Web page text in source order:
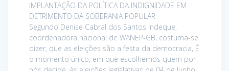
IMPLANTAÇÃO DA POLÍTICA DA INDIGNIDADE EM
DETRIMENTO DA SOBERANIA POPULAR
Segundo Denise Cabral dos Santos Indeque,
coordenadora nacional de WANEP-GB, costuma-se
dizer, que as eleições são a festa da democracia, É
o momento único, em que escolhemos quem por